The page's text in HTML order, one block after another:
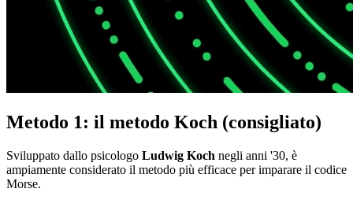
Metodo 1: il metodo Koch (consigliato)
Sviluppato dallo psicologo Ludwig Koch negli anni '30, è
ampiamente considerato il metodo più efficace per imparare il codice
Morse.